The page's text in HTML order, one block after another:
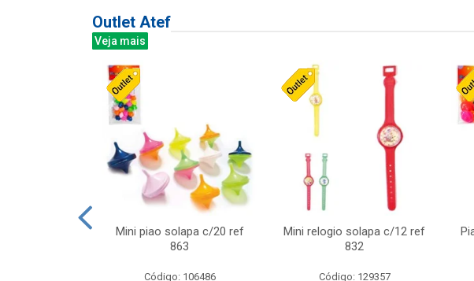
Outlet Atef
Veja mais
Mini piao solapa c/20 ref
863
Código: 106486
Mini relogio solapa c/12 ref
832
Código: 129357